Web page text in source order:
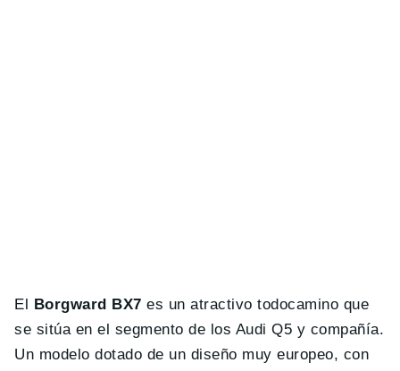
El Borgward BX7 es un atractivo todocamino que
se sitúa en el segmento de los Audi Q5 y compañía.
Un modelo dotado de un diseño muy europeo, con